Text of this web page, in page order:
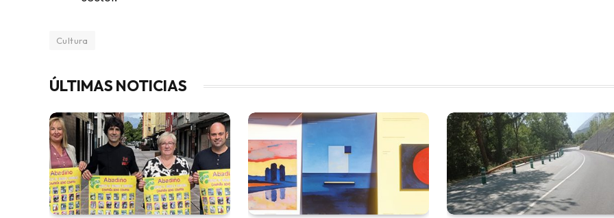
Cultura
ÚLTIMAS NOTICIAS